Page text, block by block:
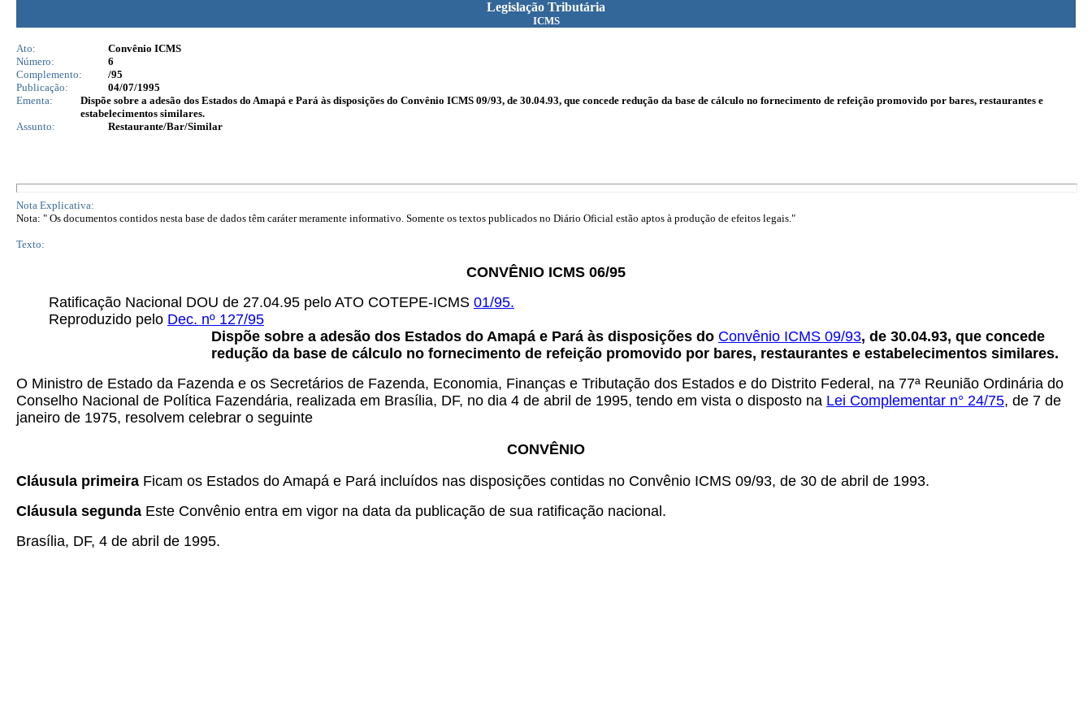
Legislação Tributária
ICMS
Ato:
Convênio ICMS
Número:
6
Complemento:
/95
Publicação:
04/07/1995
Ementa:
Dispõe sobre a adesão dos Estados do Amapá e Pará às disposições do Convênio ICMS 09/93, de 30.04.93, que concede redução da base de cálculo no fornecimento de refeição promovido por bares, restaurantes e
estabelecimentos similares.
Assunto:
Restaurante/Bar/Similar
Nota Explicativa:
Nota: " Os documentos contidos nesta base de dados têm caráter meramente informativo. Somente os textos publicados no Diário Oficial estão aptos à produção de efeitos legais."
Texto:
CONVÊNIO ICMS 06/95
Ratificação Nacional DOU de 27.04.95 pelo ATO COTEPE-ICMS 01/95.
Reproduzido pelo Dec. nº 127/95
Dispõe sobre a adesão dos Estados do Amapá e Pará às disposições do Convênio ICMS 09/93, de 30.04.93, que concede
redução da base de cálculo no fornecimento de refeição promovido por bares, restaurantes e estabelecimentos similares.
O Ministro de Estado da Fazenda e os Secretários de Fazenda, Economia, Finanças e Tributação dos Estados e do Distrito Federal, na 77ª Reunião Ordinária do
Conselho Nacional de Política Fazendária, realizada em Brasília, DF, no dia 4 de abril de 1995, tendo em vista o disposto na Lei Complementar n° 24/75, de 7 de
janeiro de 1975, resolvem celebrar o seguinte
CONVÊNIO
Cláusula primeira Ficam os Estados do Amapá e Pará incluídos nas disposições contidas no Convênio ICMS 09/93, de 30 de abril de 1993.
Cláusula segunda Este Convênio entra em vigor na data da publicação de sua ratificação nacional.
Brasília, DF, 4 de abril de 1995.